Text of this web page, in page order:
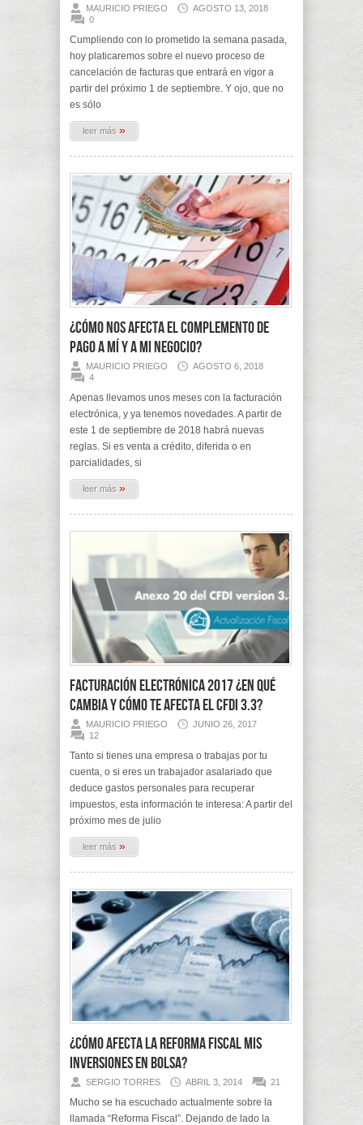
MAURICIO PRIEGO
AGOSTO 13, 2018
0
Cumpliendo con lo prometido la semana pasada,
hoy platicaremos sobre el nuevo proceso de
cancelación de facturas que entrará en vigor a
partir del próximo 1 de septiembre. Y ojo, que no
es sólo
leer más »
¿Cómo nos afecta el Complemento de
Pago a mí y a mi negocio?
MAURICIO PRIEGO
AGOSTO 6, 2018
4
Apenas llevamos unos meses con la facturación
electrónica, y ya tenemos novedades. A partir de
este 1 de septiembre de 2018 habrá nuevas
reglas. Si es venta a crédito, diferida o en
parcialidades, si
leer más »
Facturación electrónica 2017 ¿En qué
cambia y cómo te afecta el CFDI 3.3?
MAURICIO PRIEGO
JUNIO 26, 2017
12
Tanto si tienes una empresa o trabajas por tu
cuenta, o si eres un trabajador asalariado que
deduce gastos personales para recuperar
impuestos, esta información te interesa: A partir del
próximo mes de julio
leer más »
¿Cómo afecta la Reforma Fiscal mis
inversiones en bolsa?
SERGIO TORRES ABRIL 3, 2014 21
Mucho se ha escuchado actualmente sobre la
llamada “Reforma Fiscal”. Dejando de lado la